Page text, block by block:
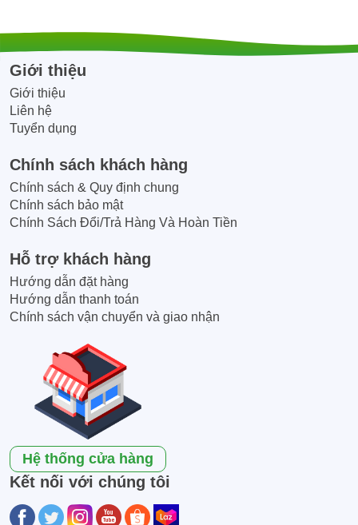
Giới thiệu
Giới thiệu
Liên hệ
Tuyển dụng
Chính sách khách hàng
Chính sách & Quy định chung
Chính sách bảo mật
Chính Sách Đổi/Trả Hàng Và Hoàn Tiền
Hỗ trợ khách hàng
Hướng dẫn đặt hàng
Hướng dẫn thanh toán
Chính sách vận chuyển và giao nhận
Hệ thống cửa hàng
Kết nối với chúng tôi